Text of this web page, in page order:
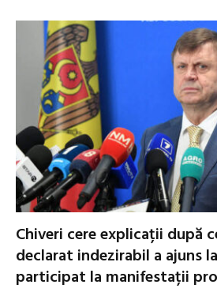
Chiveri cere explicații după
declarat indezirabil a ajuns
participat la manifestații